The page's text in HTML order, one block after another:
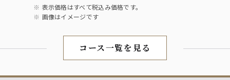
表示価格はすべて税込み価格です。
画像はイメージです
コース一覧を見る